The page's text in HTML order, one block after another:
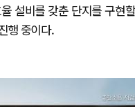
설비를 갖춘 단지를 구현
행 중이다.